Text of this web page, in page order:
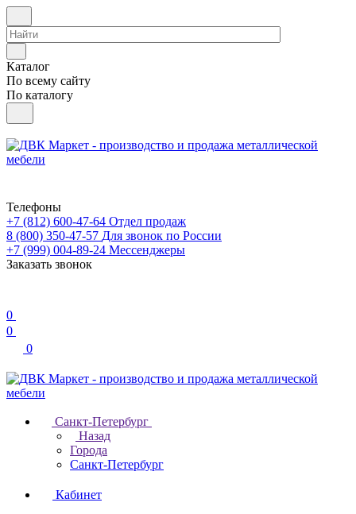
Каталог
По всему сайту
По каталогу
Телефоны
+7 (812) 600-47-64 Отдел продаж
8 (800) 350-47-57 Для звонок по России
+7 (999) 004-89-24 Мессенджеры
Заказать звонок
0
0
0
Санкт-Петербург
Назад
Города
Санкт-Петербург
Кабинет